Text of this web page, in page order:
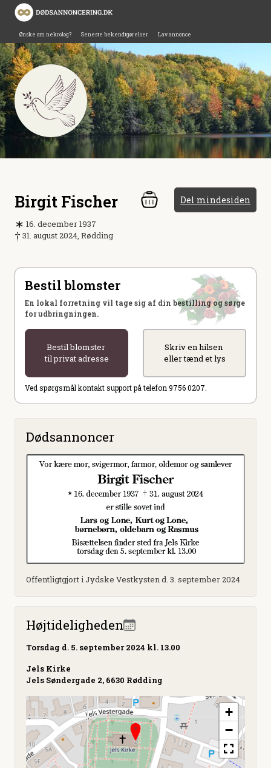
Ønske om nekrolog? Seneste bekendtgørelser Lav annonce
Birgit Fischer Del mindesiden
16. december 1937
31. august 2024, Rødding
Bestil blomster
En lokal forretning vil tage sig af din bestilling og sørge
for udbringningen.
Bestil blomster
til privat adresse
Skriv en hilsen
eller tænd et lys
Ved spørgsmål kontakt support på telefon 9756 0207.
Dødsannoncer
Offentligtgjort i Jydske Vestkysten d. 3. september 2024
Højtideligheden
Torsdag d. 5. september 2024 kl. 13.00
Jels Kirke
Jels Søndergade 2, 6630 Rødding
+
−